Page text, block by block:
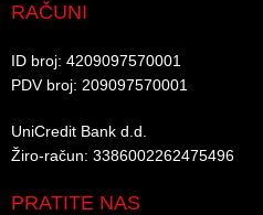
RAČUNI
ID broj: 4209097570001​
PDV broj: 209097570001 ​
UniCredit Bank d.d.​
Žiro-račun: 3386002262475496​​
PRATITE NAS